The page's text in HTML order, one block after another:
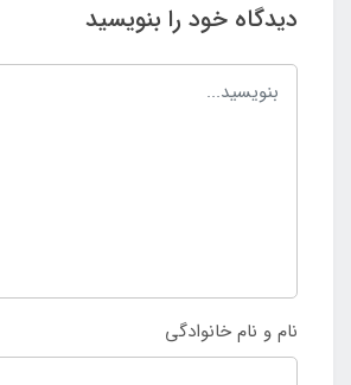
دیدگاه خود را بنویسید
نام و نام خانوادگی